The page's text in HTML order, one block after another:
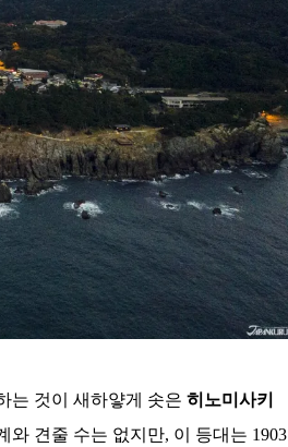
는 것이 새하얗게 솟은 히노미사키
와 견줄 수는 없지만, 이 등대는 1903